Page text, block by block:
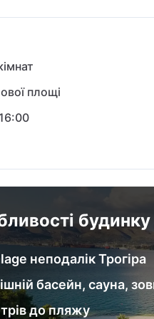
спортинвому
пропустити красиве
особливий шарм і є
Спліт (SPU) -
площі
неподалік Трогіра
басейн, сауна,
до пляжу